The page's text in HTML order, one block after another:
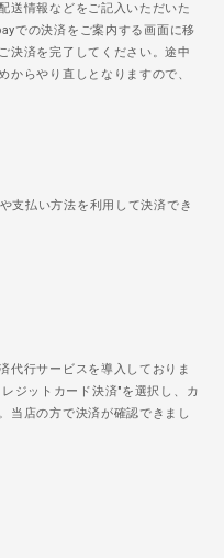
送情報などをご記入いただいた
での決済をご案内する画面に移
決済を完了してください。途中
からやり直しとなりますので、
支払い方法を利用して決済でき
代行サービスを導入しておりま
ジットカード決済"を選択し、カ
当店の方で決済が確認できまし